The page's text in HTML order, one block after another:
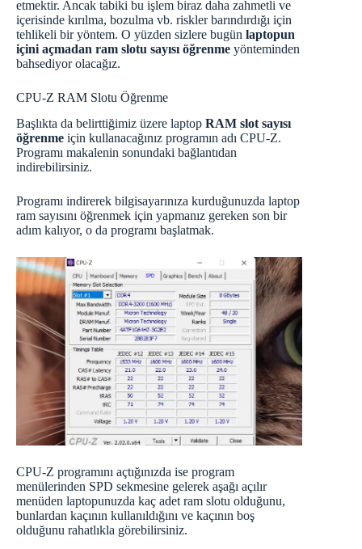
etmektir. Ancak tabiki bu işlem biraz daha zahmetli ve
içerisinde kırılma, bozulma vb. riskler barındırdığı için
tehlikeli bir yöntem. O yüzden sizlere bugün laptopun
içini açmadan ram slotu sayısı öğrenme yönteminden
bahsediyor olacağız.
CPU-Z RAM Slotu Öğrenme
Başlıkta da belirttiğimiz üzere laptop RAM slot sayısı
öğrenme için kullanacağınız programın adı CPU-Z.
Programı makalenin sonundaki bağlantıdan
indirebilirsiniz.
Programı indirerek bilgisayarınıza kurduğunuzda laptop
ram sayısını öğrenmek için yapmanız gereken son bir
adım kalıyor, o da programı başlatmak.
CPU-Z programını açtığınızda ise program
menülerinden SPD sekmesine gelerek aşağı açılır
menüden laptopunuzda kaç adet ram slotu olduğunu,
bunlardan kaçının kullanıldığını ve kaçının boş
olduğunu rahatlıkla görebilirsiniz.